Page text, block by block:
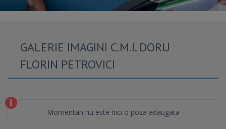
GALERIE IMAGINI C.M.I. DORU
FLORIN PETROVICI
Momentan nu este nici o poza adaugata